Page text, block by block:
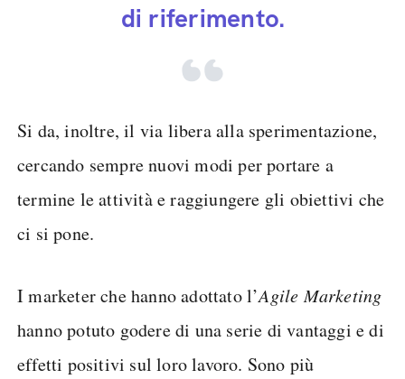
di riferimento.
Si da, inoltre, il via libera alla sperimentazione,
cercando sempre nuovi modi per portare a
termine le attività e raggiungere gli obiettivi che
ci si pone.
I marketer che hanno adottato l’Agile Marketing
hanno potuto godere di una serie di vantaggi e di
effetti positivi sul loro lavoro. Sono più